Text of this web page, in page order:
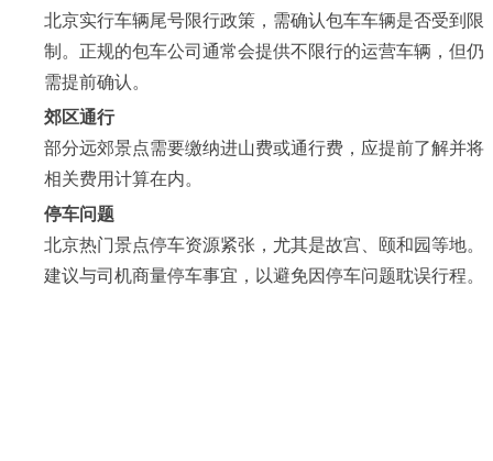
北京实行车辆尾号限行政策，需确认包车车辆是否受到限
制。正规的包车公司通常会提供不限行的运营车辆，但仍
需提前确认。
郊区通行
部分远郊景点需要缴纳进山费或通行费，应提前了解并将
相关费用计算在内。
停车问题
北京热门景点停车资源紧张，尤其是故宫、颐和园等地。
建议与司机商量停车事宜，以避免因停车问题耽误行程。